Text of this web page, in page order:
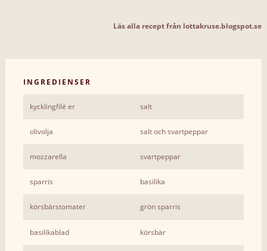
Läs alla recept från lottakruse.blogspot.se
INGREDIENSER
kycklingfilé er salt
olivolja salt och svartpeppar
mozzarella svartpeppar
sparris basilika
körsbärstomater grön sparris
basilikablad körsbär